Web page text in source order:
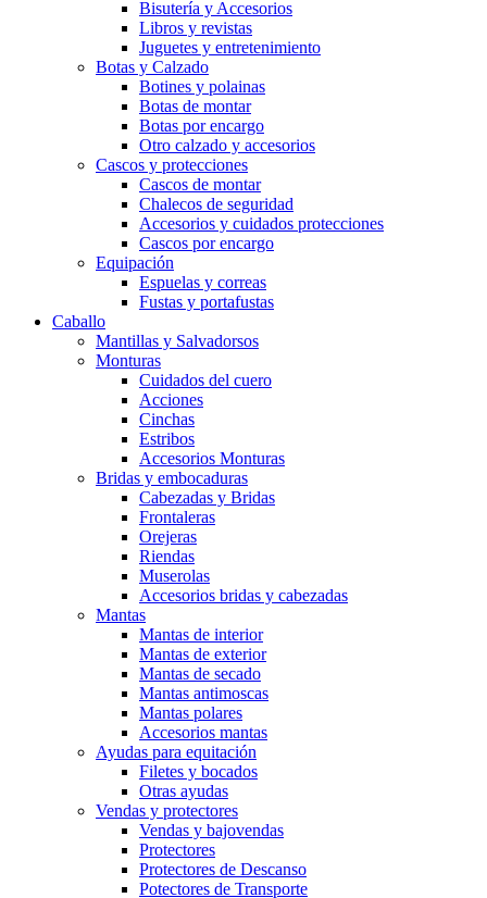
Bisutería y Accesorios
Libros y revistas
Juguetes y entretenimiento
Botas y Calzado
Botines y polainas
Botas de montar
Botas por encargo
Otro calzado y accesorios
Cascos y protecciones
Cascos de montar
Chalecos de seguridad
Accesorios y cuidados protecciones
Cascos por encargo
Equipación
Espuelas y correas
Fustas y portafustas
Caballo
Mantillas y Salvadorsos
Monturas
Cuidados del cuero
Acciones
Cinchas
Estribos
Accesorios Monturas
Bridas y embocaduras
Cabezadas y Bridas
Frontaleras
Orejeras
Riendas
Muserolas
Accesorios bridas y cabezadas
Mantas
Mantas de interior
Mantas de exterior
Mantas de secado
Mantas antimoscas
Mantas polares
Accesorios mantas
Ayudas para equitación
Filetes y bocados
Otras ayudas
Vendas y protectores
Vendas y bajovendas
Protectores
Protectores de Descanso
Potectores de Transporte